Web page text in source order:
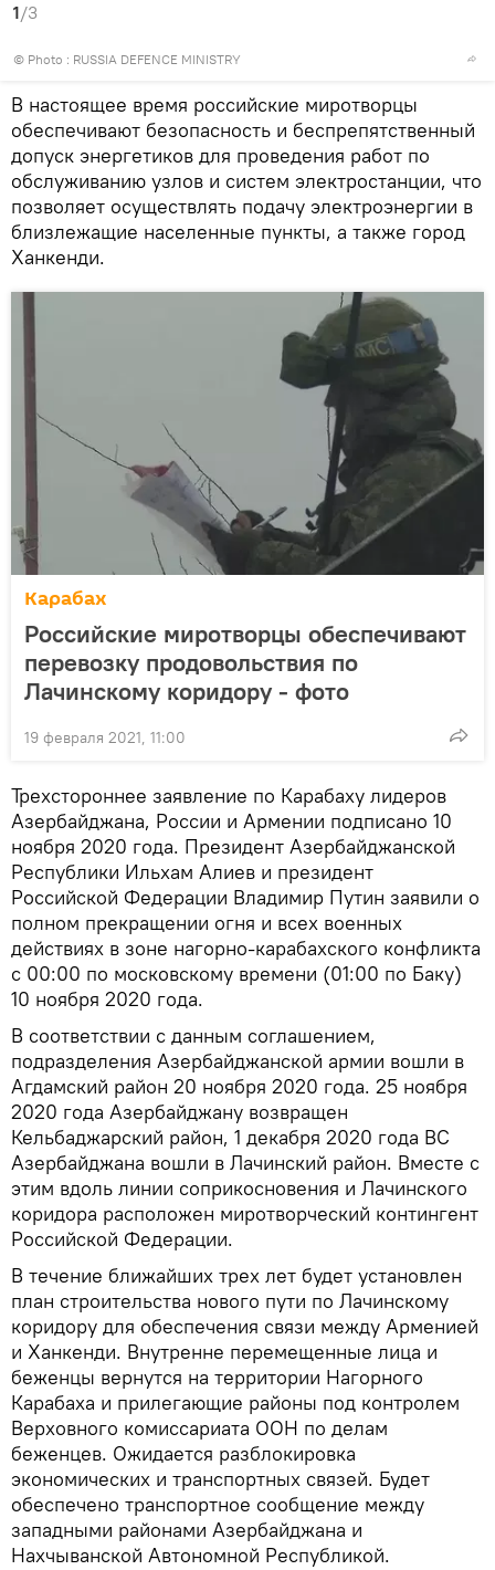
1/3
© Photo : RUSSIA DEFENCE MINISTRY
В настоящее время российские миротворцы
обеспечивают безопасность и беспрепятственный
допуск энергетиков для проведения работ по
обслуживанию узлов и систем электростанции, что
позволяет осуществлять подачу электроэнергии в
близлежащие населенные пункты, а также город
Ханкенди.
Карабах
Российские миротворцы обеспечивают
перевозку продовольствия по
Лачинскому коридору - фото
19 февраля 2021, 11:00
Трехстороннее заявление по Карабаху лидеров
Азербайджана, России и Армении подписано 10
ноября 2020 года. Президент Азербайджанской
Республики Ильхам Алиев и президент
Российской Федерации Владимир Путин заявили о
полном прекращении огня и всех военных
действиях в зоне нагорно-карабахского конфликта
с 00:00 по московскому времени (01:00 по Баку)
10 ноября 2020 года.
В соответствии с данным соглашением,
подразделения Азербайджанской армии вошли в
Агдамский район 20 ноября 2020 года. 25 ноября
2020 года Азербайджану возвращен
Кельбаджарский район, 1 декабря 2020 года ВС
Азербайджана вошли в Лачинский район. Вместе с
этим вдоль линии соприкосновения и Лачинского
коридора расположен миротворческий контингент
Российской Федерации.
В течение ближайших трех лет будет установлен
план строительства нового пути по Лачинскому
коридору для обеспечения связи между Арменией
и Ханкенди. Внутренне перемещенные лица и
беженцы вернутся на территории Нагорного
Карабаха и прилегающие районы под контролем
Верховного комиссариата ООН по делам
беженцев. Ожидается разблокировка
экономических и транспортных связей. Будет
обеспечено транспортное сообщение между
западными районами Азербайджана и
Нахчыванской Автономной Республикой.